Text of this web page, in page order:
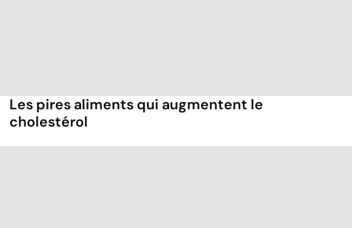
Les pires aliments qui augmentent le
cholestérol